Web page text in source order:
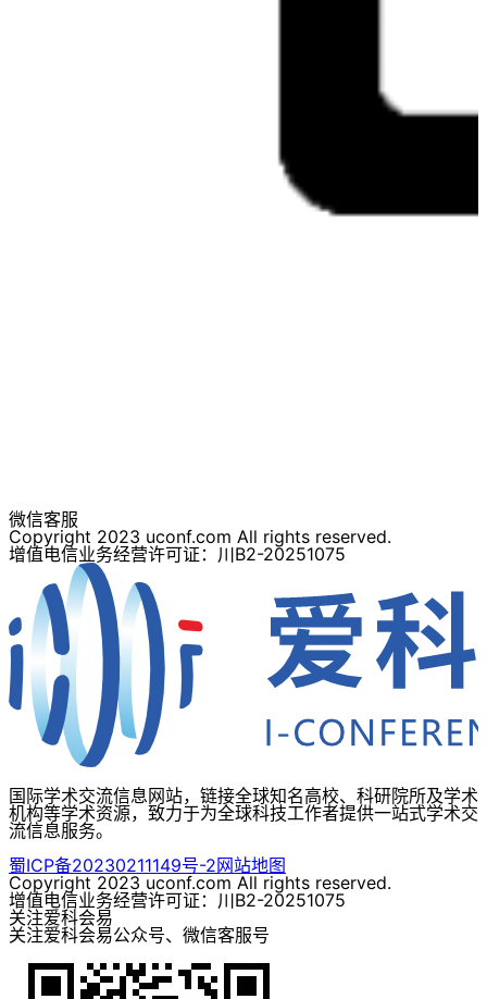
微信客服
Copyright 2023 uconf.com All rights reserved.
增值电信业务经营许可证：川B2-20251075
国际学术交流信息网站，链接全球知名高校、科研院所及学术
机构等学术资源，致力于为全球科技工作者提供一站式学术交
流信息服务。
蜀ICP备20230211149号-2网站地图
Copyright 2023 uconf.com All rights reserved.
增值电信业务经营许可证：川B2-20251075
关注爱科会易
关注爱科会易公众号、微信客服号